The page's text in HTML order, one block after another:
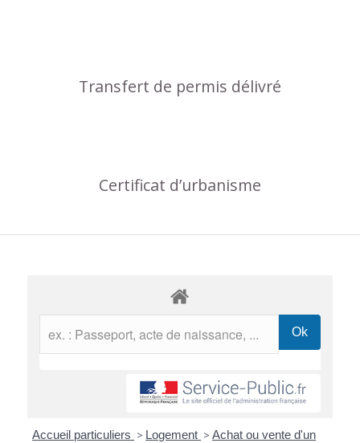
Transfert de permis délivré
Certificat d’urbanisme
Accueil particuliers > Logement > Achat ou vente d'un